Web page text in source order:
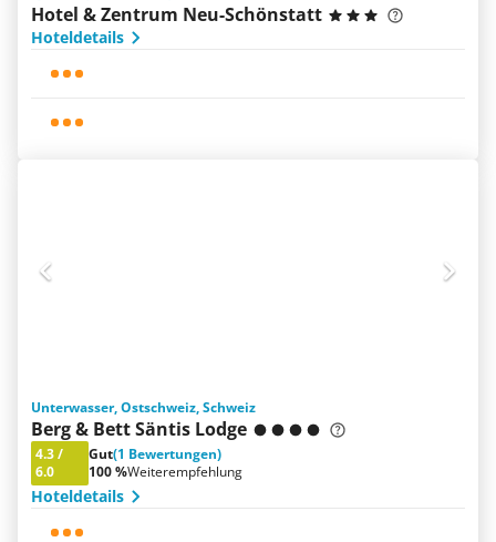
Hotel & Zentrum Neu-Schönstatt
Hoteldetails
Unterwasser, Ostschweiz, Schweiz
Berg & Bett Säntis Lodge
4.3/
6.0
Gut(1 Bewertungen)
100 %Weiterempfehlung
Hoteldetails